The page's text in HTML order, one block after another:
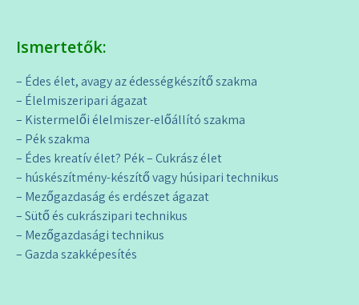
Ismertetők:
– Édes élet, avagy az édességkészítő szakma
– Élelmiszeripari ágazat
– Kistermelői élelmiszer-előállító szakma
– Pék szakma
– Édes kreatív élet? Pék – Cukrász élet
– húskészítmény-készítő vagy húsipari technikus
– Mezőgazdaság és erdészet ágazat
– Sütő és cukrászipari technikus
– Mezőgazdasági technikus
– Gazda szakképesítés